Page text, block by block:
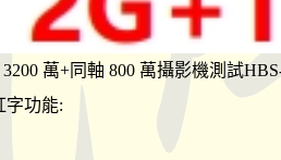
萬+同軸 800 萬攝影機測試
字功能: